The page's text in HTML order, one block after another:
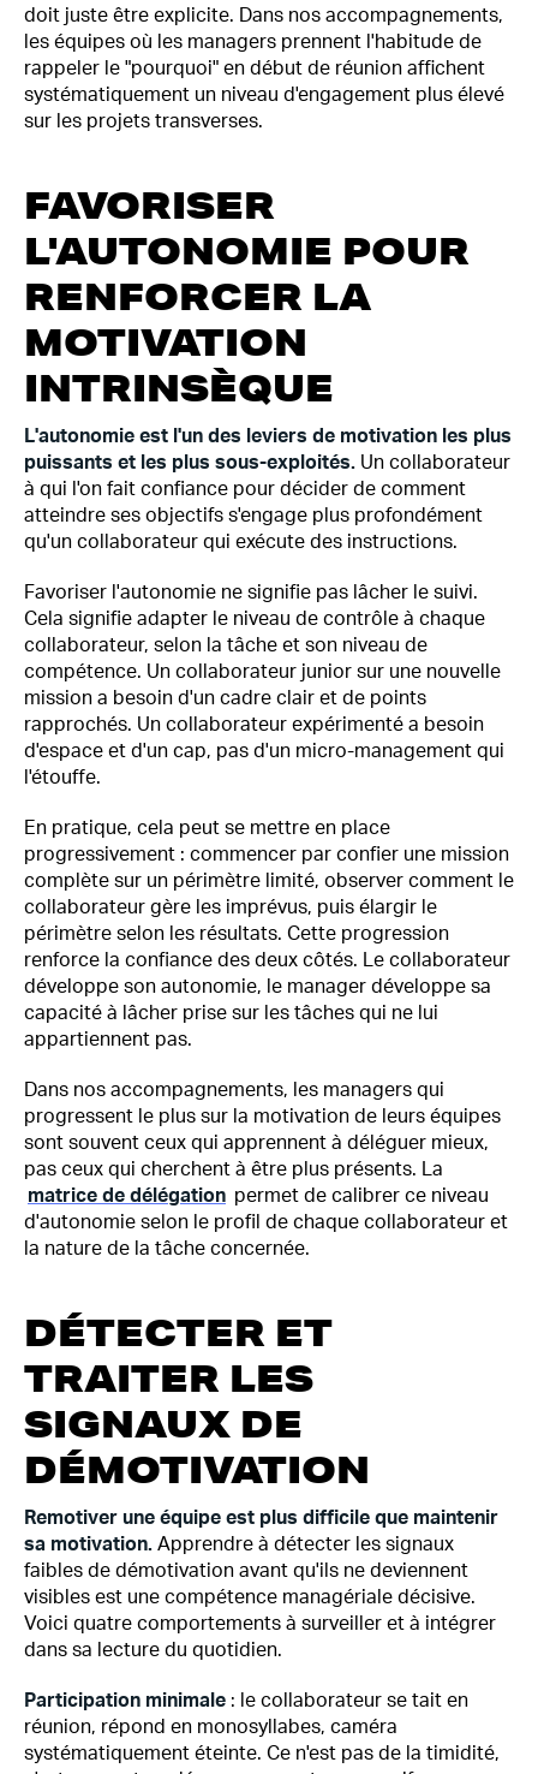
doit juste être explicite. Dans nos accompagnements,
les équipes où les managers prennent l'habitude de
rappeler le "pourquoi" en début de réunion affichent
systématiquement un niveau d'engagement plus élevé
sur les projets transverses.
FAVORISER
L'AUTONOMIE POUR
RENFORCER LA
MOTIVATION
INTRINSÈQUE
L'autonomie est l'un des leviers de motivation les plus
puissants et les plus sous-exploités. Un collaborateur
à qui l'on fait confiance pour décider de comment
atteindre ses objectifs s'engage plus profondément
qu'un collaborateur qui exécute des instructions.
Favoriser l'autonomie ne signifie pas lâcher le suivi.
Cela signifie adapter le niveau de contrôle à chaque
collaborateur, selon la tâche et son niveau de
compétence. Un collaborateur junior sur une nouvelle
mission a besoin d'un cadre clair et de points
rapprochés. Un collaborateur expérimenté a besoin
d'espace et d'un cap, pas d'un micro-management qui
l'étouffe.
En pratique, cela peut se mettre en place
progressivement : commencer par confier une mission
complète sur un périmètre limité, observer comment le
collaborateur gère les imprévus, puis élargir le
périmètre selon les résultats. Cette progression
renforce la confiance des deux côtés. Le collaborateur
développe son autonomie, le manager développe sa
capacité à lâcher prise sur les tâches qui ne lui
appartiennent pas.
Dans nos accompagnements, les managers qui
progressent le plus sur la motivation de leurs équipes
sont souvent ceux qui apprennent à déléguer mieux,
pas ceux qui cherchent à être plus présents. La
matrice de délégation permet de calibrer ce niveau
d'autonomie selon le profil de chaque collaborateur et
la nature de la tâche concernée.
DÉTECTER ET
TRAITER LES
SIGNAUX DE
DÉMOTIVATION
Remotiver une équipe est plus difficile que maintenir
sa motivation. Apprendre à détecter les signaux
faibles de démotivation avant qu'ils ne deviennent
visibles est une compétence managériale décisive.
Voici quatre comportements à surveiller et à intégrer
dans sa lecture du quotidien.
Participation minimale : le collaborateur se tait en
réunion, répond en monosyllabes, caméra
systématiquement éteinte. Ce n'est pas de la timidité,